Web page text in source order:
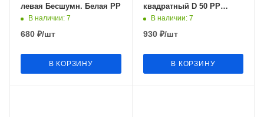
левая Бесшумн. Белая PP
В наличии: 7
680 ₽/шт
В КОРЗИНУ
квадратный D 50 РР
100х100мм DS43-100G
В наличии: 7
930₽/шт
В КОРЗИНУ